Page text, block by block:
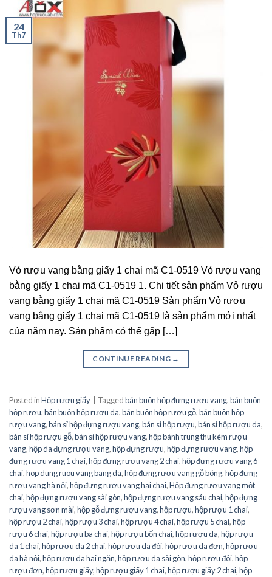
24
Th7
Vỏ rượu vang bằng giấy 1 chai mã C1-0519 Vỏ rượu vang
bằng giấy 1 chai mã C1-0519 1. Chi tiết sản phẩm Vỏ rượu
vang bằng giấy 1 chai mã C1-0519 Sản phẩm Vỏ rượu
vang bằng giấy 1 chai mã C1-0519 là sản phẩm mới nhất
của năm nay. Sản phẩm có thể gấp […]
CONTINUE READING →
Posted inHộp rượu giấy Taggedbán buôn hộp đựng rượu vang,bán buôn
hộp rượu,bán buôn hộp rượu da,bán buôn hộp rượu gỗ,bán buôn hộp
rượu vang,bán sỉ hộp đựng rượu vang,bán sỉ hộp rượu,bán sỉ hộp rượu da,
bán sỉ hộp rượu gỗ,bán sỉ hộp rượu vang,hộp bánh trung thu kèm rượu
vang,hộp da đựng rượu vang,hộp đựng rượu,hộp đựng rượu vang,hộp
đựng rượu vang 1 chai,hộp đựng rượu vang 2 chai,hộp đựng rượu vang 6
chai,hop dung ruou vang bang da,hộp đựng rượu vang gỗ bóng,hộp đựng
rượu vang hà nội,hộp đựng rượu vang hai chai,Hộp đựng rượu vang một
chai,hộp đựng rượu vang sài gòn,hộp đựng rượu vang sáu chai,hộp đựng
rượu vang sơn mài,hộp gỗ đựng rượu vang,hộp rượu,hộp rượu 1 chai,
hộp rượu 2 chai,hộp rượu 3 chai,hộp rượu 4 chai,hộp rượu 5 chai,hộp
rượu 6 chai,hộp rượu ba chai,hộp rượu bốn chai,hộp rượu da,hộp rượu
da 1 chai,hộp rượu da 2 chai,hộp rượu da đôi,hộp rượu da đơn,hộp rượu
da hà nội,hộp rượu da hai ngăn,hộp rượu da sài gòn,hộp rượu đôi,hộp
rượu đơn,hộp rượu giấy,hộp rượu giấy 1 chai,hộp rượu giấy 2 chai,hộp